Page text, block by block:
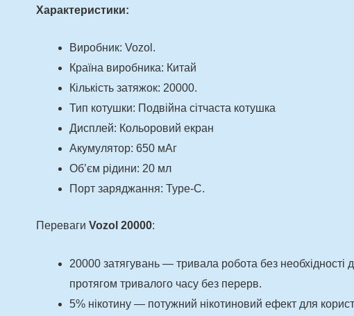
Характеристики:
Виробник: Vozol.
Країна виробника: Китай
Кількість затяжок: 20000.
Тип котушки: Подвійна сітчаста котушка
Дисплей: Кольоровий екран
Акумулятор: 650 мАг
Об’єм рідини: 20 мл
Порт заряджання: Type-C.
Переваги Vozol 20000:
20000 затягувань — тривала робота без необхідності
протягом тривалого часу без перерв.
5% нікотину — потужний нікотиновий ефект для